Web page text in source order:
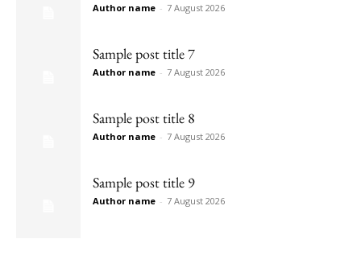
Author name - 7 August 2026
Sample post title 7
Author name - 7 August 2026
Sample post title 8
Author name - 7 August 2026
Sample post title 9
Author name - 7 August 2026